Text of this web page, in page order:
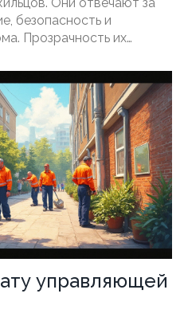
Они отвечают за
безопасность и
Прозрачность их
их деятельности.
компании поможет
с ней.
управляющей